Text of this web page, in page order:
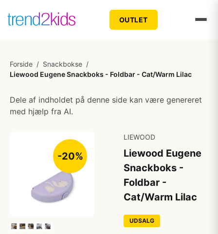
OUTLET
Forside / Snackbokse /
Liewood Eugene Snackboks - Foldbar - Cat/Warm Lilac
Dele af indholdet på denne side kan være genereret
med hjælp fra AI.
-20%
LIEWOOD
Liewood Eugene
Snackboks -
Foldbar -
Cat/Warm Lilac
UDSALG